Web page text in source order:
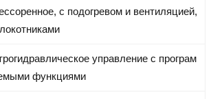
с подогревом и вентиляцией,
управление с програм
функциями